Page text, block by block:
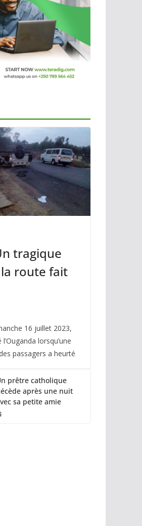
tragique
route fait
16 juillet 2023,
lorsqu’une
passagers a heurté
prêtre catholique
après une nuit
sa petite amie